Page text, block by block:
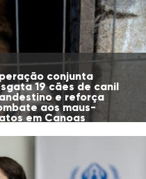
conjunta
19 cães de canil
e reforça
aos maus-
em Canoas